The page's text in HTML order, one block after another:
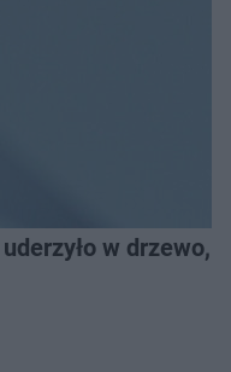
w drzewo,